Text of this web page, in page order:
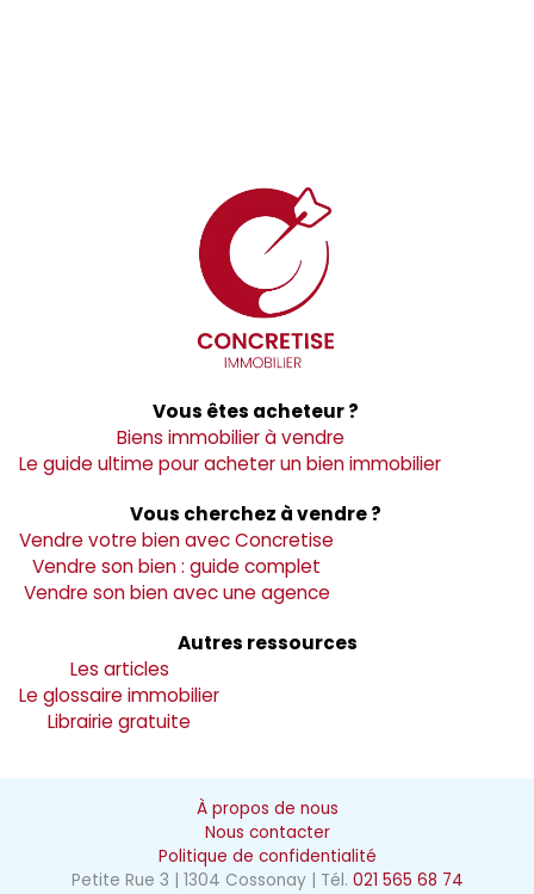
Vous êtes acheteur ?
Biens immobilier à vendre
Le guide ultime pour acheter un bien immobilier
Vous cherchez à vendre ?
Vendre votre bien avec Concretise
Vendre son bien : guide complet
Vendre son bien avec une agence
Autres ressources
Les articles
Le glossaire immobilier
Librairie gratuite
À propos de nous
Nous contacter
Politique de confidentialité
Petite Rue 3 | 1304 Cossonay | Tél. 021 565 68 74